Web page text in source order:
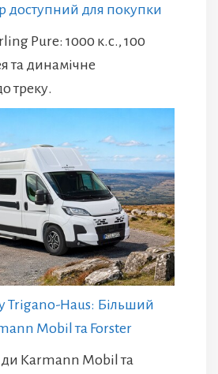
доступний для покупки
Pure: 1000 к.с., 100
та динамічне
треку.
Trigano-Haus: Більший
Mobil та Forster
Karmann Mobil та